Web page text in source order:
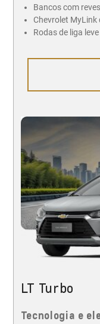
Bancos com
Chevrolet MyLink
Rodas de liga
LT Turbo
Tecnologia e